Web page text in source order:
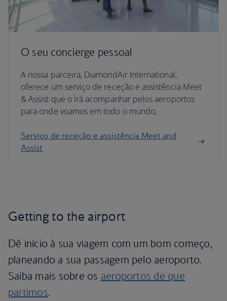
O seu concierge pessoal
A nossa parceira, DiamondAir International,
oferece um serviço de receção e assistência Meet
& Assist que o irá acompanhar pelos aeroportos
para onde voamos em todo o mundo,
Serviço de receção e assistência Meet and
Assist
Getting to the airport
Dê início à sua viagem com um bom começo,
planeando a sua passagem pelo aeroporto.
Saiba mais sobre os aeroportos de que
partimos.